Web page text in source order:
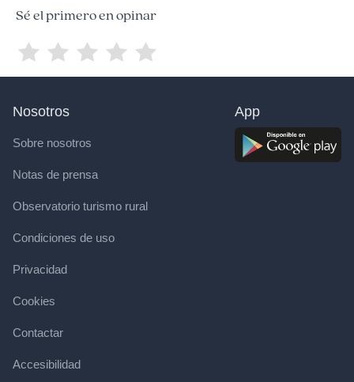
Sé el primero en opinar
Nosotros
Sobre nosotros
Notas de prensa
Observatorio turismo rural
Condiciones de uso
Privacidad
Cookies
Contactar
Accesibilidad
App